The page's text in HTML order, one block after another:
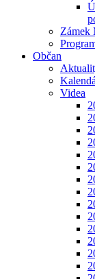
Zámek
Občan
Videa